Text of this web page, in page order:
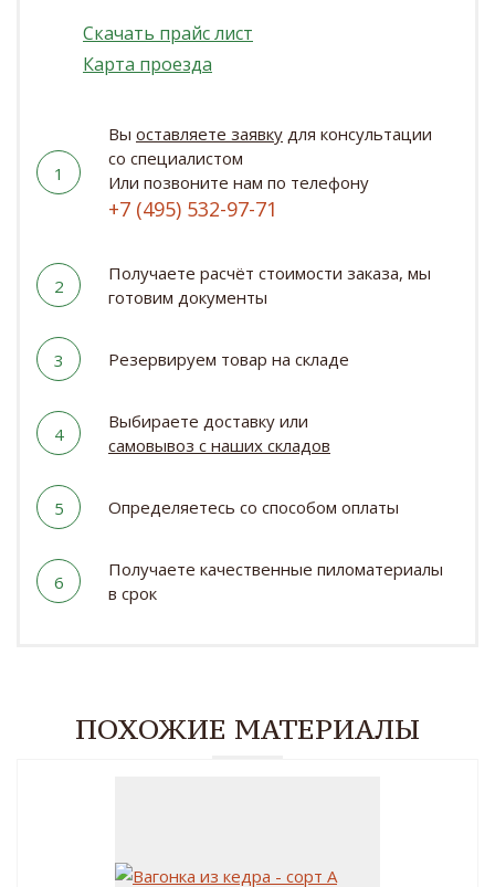
Скачать прайс лист
Карта проезда
1
Вы оставляете заявку для консультации
со специалистом
Или позвоните нам по телефону
+7 (495) 532-97-71
2
Получаете расчёт стоимости заказа, мы
готовим документы
3 Резервируем товар на складе
4
Выбираете доставку или
самовывоз с наших складов
5 Определяетесь со способом оплаты
6
Получаете качественные пиломатериалы
в срок
ПОХОЖИЕ МАТЕРИАЛЫ